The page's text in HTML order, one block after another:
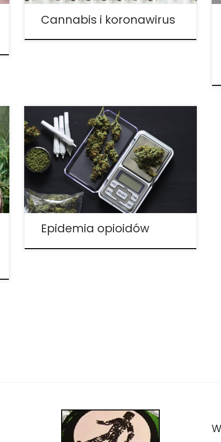
Cannabis i koronawirus
Wraz z nadużywaniem opioidów na
receptę, społeczność medyczna szuka
bezpieczniejszej alternatywy leczenia
stanów bólowych. Ze względu na to, że
pacjenci mogą rozwinąć niezdrową
zależność od opioidów, a nadużywanie i
przedawkowywanie ich staje się
prawdziwą epidemią, coraz więcej
Epidemia opioidów